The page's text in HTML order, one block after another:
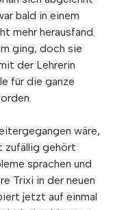
bald in einem
mehr herausfand.
ging, doch sie
der Lehrerin
für die ganze
wäre,
zufällig gehört
sprachen und
Trixi in der neuen
jetzt auf einmal